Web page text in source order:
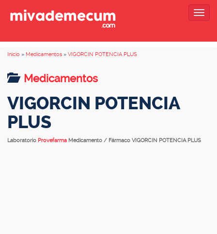
Inicio » Medicamentos » VIGORCIN POTENCIA PLUS
Medicamentos
VIGORCIN POTENCIA
PLUS
Laboratorio Provefarma Medicamento / Fármaco VIGORCIN POTENCIA PLUS